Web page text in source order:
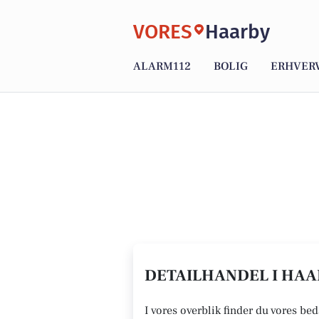
VORES Haarby
ALARM112 BOLIG
DETAILHANDEL I
I vores overblik finder du vores